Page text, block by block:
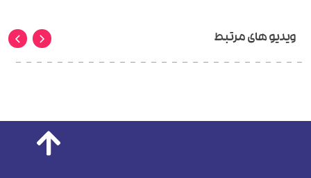
ویدیو های مرتبط